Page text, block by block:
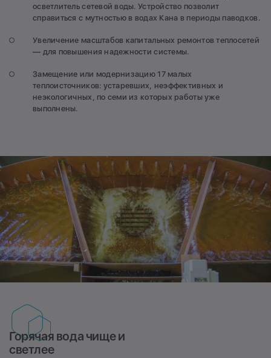
осветлитель сетевой воды. Устройство позволит
справиться с мутностью в водах Кана в периоды паводков.
Увеличение масштабов капитальных ремонтов теплосетей
— для повышения надежности системы.
Замещение или модернизацию 17 малых
теплоисточников: устаревших, неэффективных и
неэкологичных, по семи из которых работы уже
выполнены.
Горячая вода чище и
светлее